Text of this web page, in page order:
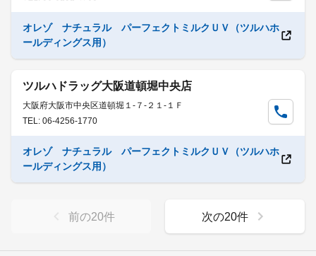
オレゾ ナチュラル パーフェクトミルクＵＶ（ツルハホ
ールディングス用）
ツルハドラッグ大阪道頓堀中央店
大阪府大阪市中央区道頓堀１-７-２１-１Ｆ
TEL: 06-4256-1770
オレゾ ナチュラル パーフェクトミルクＵＶ（ツルハホ
ールディングス用）
前の20件 次の20件